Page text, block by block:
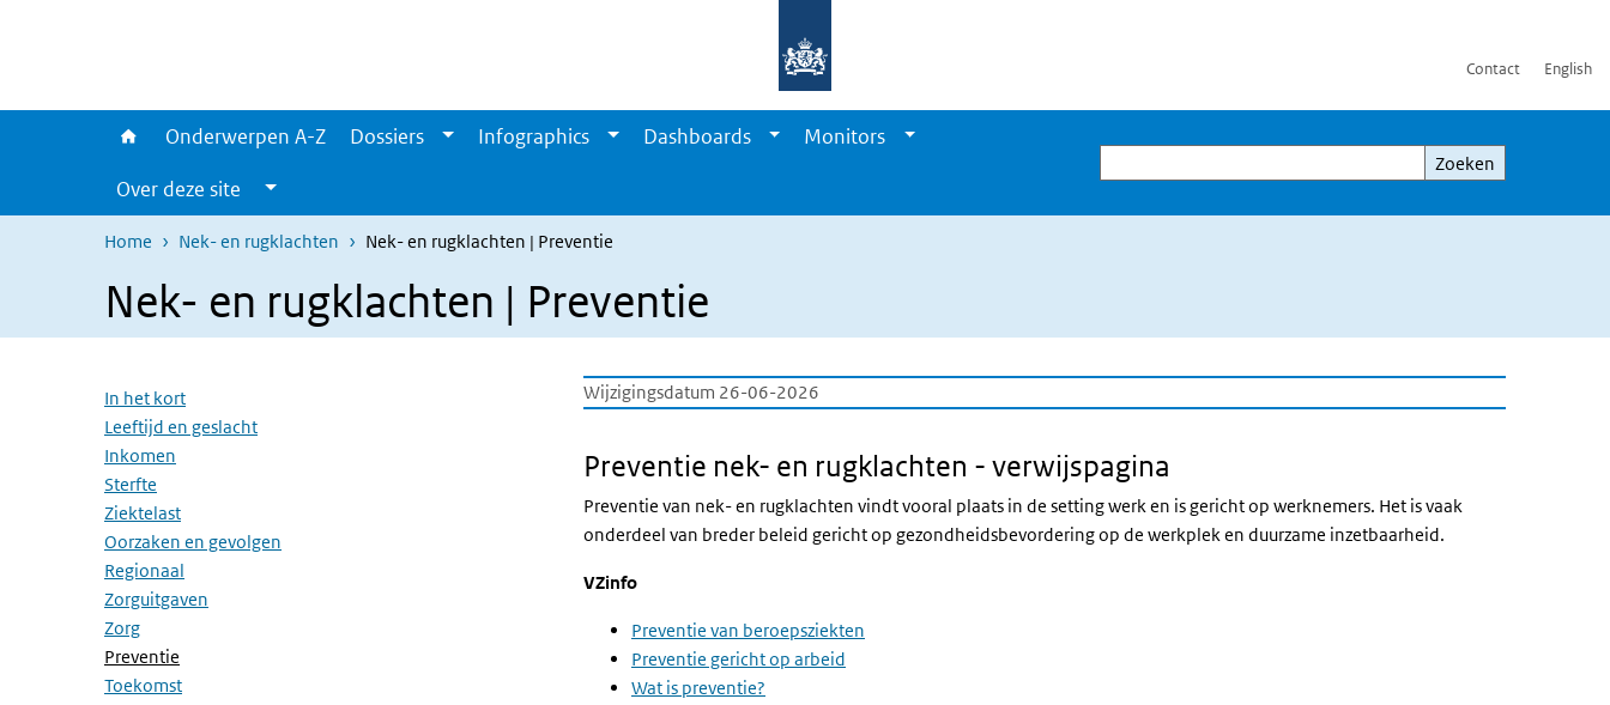
Contact English
Onderwerpen A-Z Dossiers Infographics Dashboards
Monitors
Over deze site
Zoeken
Zoeken
Home Nek- en rugklachten Nek- en rugklachten | Preventie
Nek- en rugklachten | Preventie
Overslaan menu
In het kort
Leeftijd en geslacht
Inkomen
Sterfte
Ziektelast
Oorzaken en gevolgen
Regionaal
Zorguitgaven
Zorg
Preventie
Toekomst
Wijzigingsdatum 26-06-2026
Preventie nek- en rugklachten - verwijspagina
Preventie van nek- en rugklachten vindt vooral plaats in de setting werk en is gericht op werknemers. Het is vaak
onderdeel van breder beleid gericht op gezondheidsbevordering op de werkplek en duurzame inzetbaarheid.
VZinfo
Preventie van beroepsziekten
Preventie gericht op arbeid
Wat is preventie?